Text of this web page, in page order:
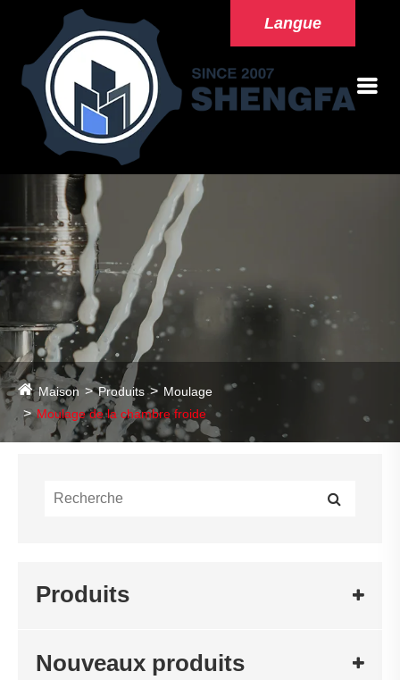
Langue
Maison Produits
Moulage
Moulage de la chambre froide
Produits
Nouveaux produits